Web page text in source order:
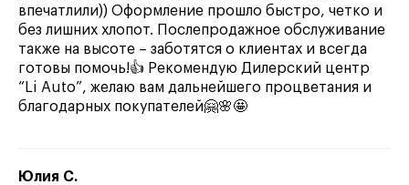
впечатлили)) Оформление прошло быстро, четко и
без лишних хлопот. Послепродажное обслуживание
также на высоте – заботятся о клиентах и всегда
готовы помочь!👍 Рекомендую Дилерский центр
“Li Auto”, желаю вам дальнейшего процветания и
благодарных покупателей🤗🌸🤩
Юлия С.